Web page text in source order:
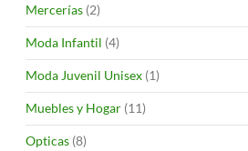
Mercerías (2)
Moda Infantil (4)
Moda Juvenil Unisex (1)
Muebles y Hogar (11)
Opticas (8)